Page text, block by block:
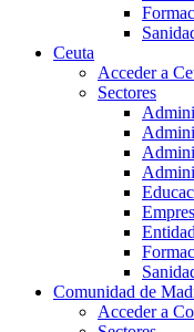
Ceuta
Acceder a
Sectores
Comunidad de
Acceder a